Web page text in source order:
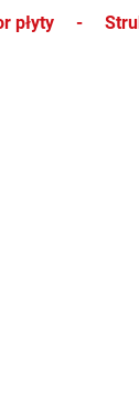
płyty -